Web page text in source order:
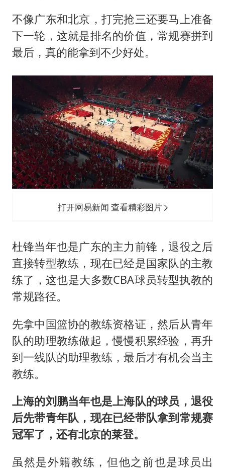
不像广东和北京，打完抢三还要马上准备
下一轮，这就是排名的价值，常规赛拼到
最后，真的能拿到不少好处。
打开网易新闻 查看精彩图片
杜锋当年也是广东的主力前锋，退役之后
直接转型教练，现在已经是国家队的主教
练了，这也是大多数CBA球员转型执教的
常规路径。
先拿中国篮协的教练资格证，然后从青年
队的助理教练做起，慢慢积累经验，再升
到一线队的助理教练，最后才有机会当主
教练。
上海的刘鹏当年也是上海队的球员，退役
后先带青年队，现在已经带队拿到常规赛
冠军了，还有北京的莱登。
虽然是外籍教练，但他之前也是球员出